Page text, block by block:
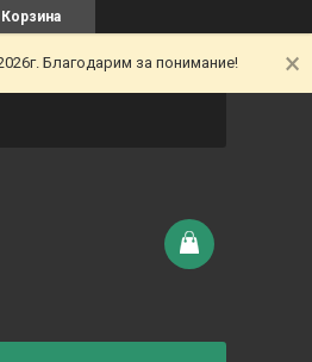
Корзина
Благодарим за понимание!